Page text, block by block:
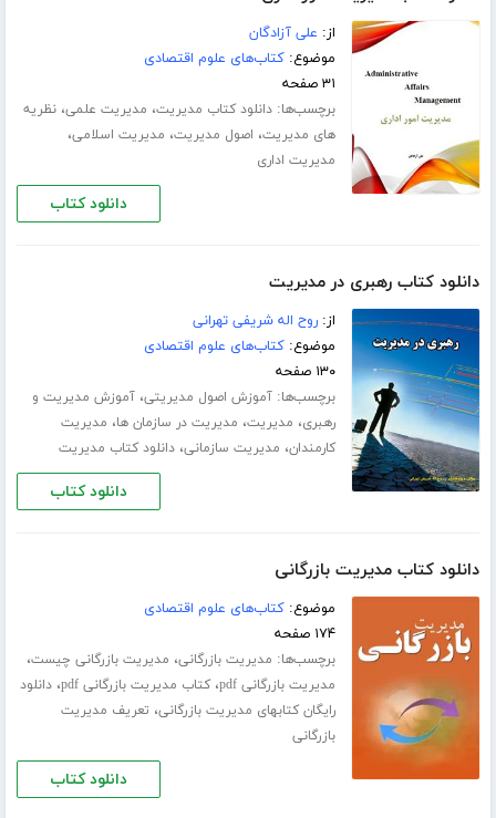
از: علی آزادگان
موضوع:کتاب‌های علوم اقتصادی
۳۱ صفحه
برچسب‌ها:دانلود کتاب مدیریت، مدیریت علمی،نظریه
های مدیریت، اصول مدیریت، مدیریت اسلامی،
مدیریت اداری
دانلود کتاب
دانلود کتاب رهبری در مدیریت
از:روح اله شریفی تهرانی
موضوع:کتاب‌های علوم اقتصادی
۱۳۰ صفحه
برچسب‌ها:آموزش اصول مدیریتی،آموزش مدیریت و
رهبری، مدیریت، مدیریت در سازمان ها، مدیریت
کارمندان، مدیریت سازمانی،دانلود کتاب مدیریت
دانلود کتاب
دانلود کتاب مدیریت بازرگانی
موضوع:کتاب‌های علوم اقتصادی
۱۷۴ صفحه
برچسب‌ها: مدیریت بازرگانی، مدیریت بازرگانی چیست،
مدیریت بازرگانی pdf ،کتاب مدیریت بازرگانی pdf ،دانلود
رایگان کتابهای مدیریت بازرگانی، تعریف مدیریت
بازرگانی
دانلود کتاب